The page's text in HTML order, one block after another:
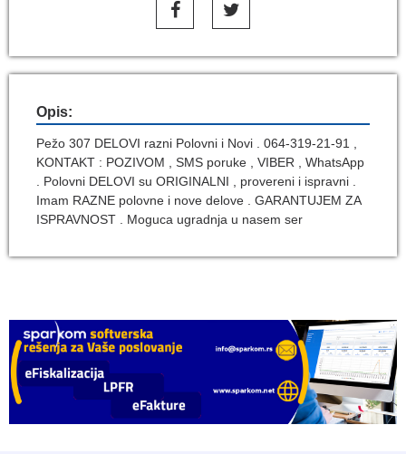
Opis:
Pežo 307 DELOVI razni Polovni i Novi . 064-319-21-91 ,
KONTAKT : POZIVOM , SMS poruke , VIBER , WhatsApp
. Polovni DELOVI su ORIGINALNI , provereni i ispravni .
Imam RAZNE polovne i nove delove . GARANTUJEM ZA
ISPRAVNOST . Moguca ugradnja u nasem ser